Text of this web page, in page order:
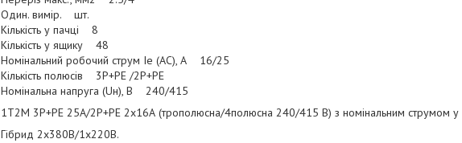
Один. вимір. шт.
Кількість у пачці 8
Кількість у ящику 48
Номінальний робочий струм Ie (AC), А 16/25
Кількість полюсів 3Р+РЕ /2Р+РЕ
Номінальна напруга (Uн), В 240/415
1T2M 3Р+РЕ 25А/2Р+РЕ 2х16А (трополюсна/4полюсна 240/415 В) з номінальним струмом
Гібрид 2х380В/1х220В.